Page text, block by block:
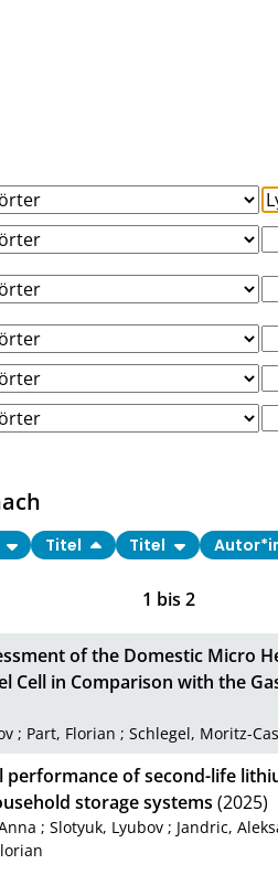
1 bis 2
Titel Titel
of the Domestic Micro
Cell in Comparison with the
; Part, Florian ;Schlegel, Moritz-
performance of second-life
storage systems (2025)
;Slotyuk, Lyubov ; Jandric,